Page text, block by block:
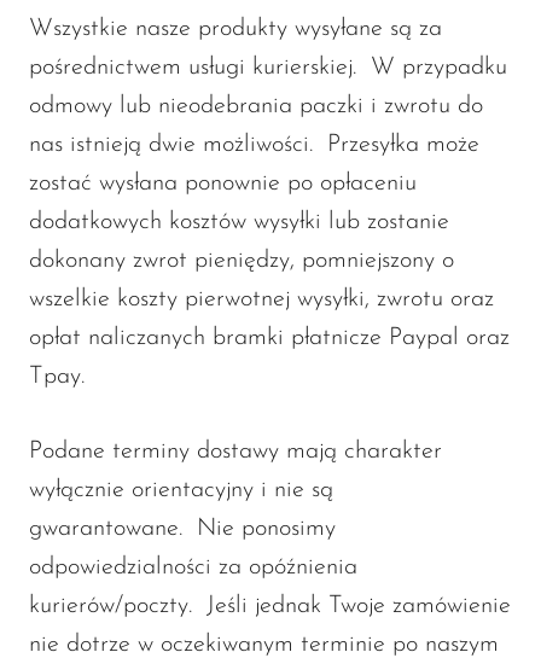
Wszystkie nasze produkty wysyłane są za
pośrednictwem usługi kurierskiej. W przypadku
odmowy lub nieodebrania paczki i zwrotu do
nas istnieją dwie możliwości. Przesyłka może
zostać wysłana ponownie po opłaceniu
dodatkowych kosztów wysyłki lub zostanie
dokonany zwrot pieniędzy, pomniejszony o
wszelkie koszty pierwotnej wysyłki, zwrotu oraz
opłat naliczanych bramki płatnicze Paypal oraz
Tpay.
Podane terminy dostawy mają charakter
wyłącznie orientacyjny i nie są
gwarantowane. Nie ponosimy
odpowiedzialności za opóźnienia
kurierów/poczty. Jeśli jednak Twoje zamówienie
nie dotrze w oczekiwanym terminie po naszym